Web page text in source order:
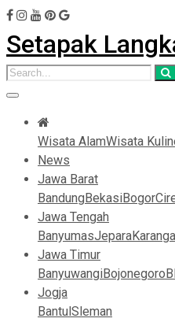
Setapak
Wisata AlamWisata
News
Jawa Barat
BandungBekasiBogor
Jawa Tengah
BanyumasJepara
Jawa Timur
BanyuwangiBojonegoro
Jogja
BantulSleman